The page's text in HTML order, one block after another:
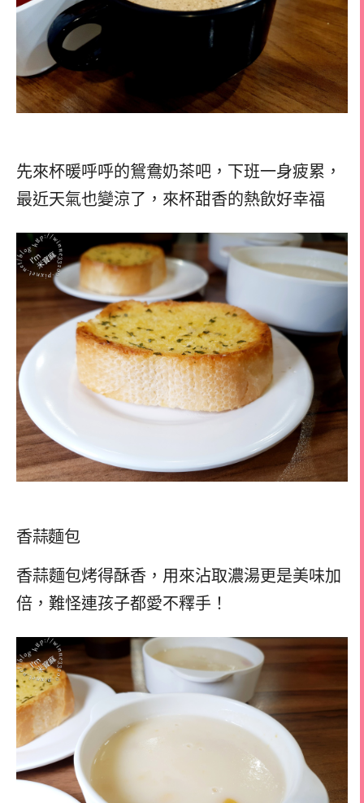
先來杯暖呼呼的鴛鴦奶茶吧， 下班一身疲累，
最近天氣也變涼了， 來杯甜香的熱飲好幸福
香蒜麵包
香蒜麵包烤得酥香，用來沾取濃湯更是美味加
倍，難怪連孩子都愛不釋手！